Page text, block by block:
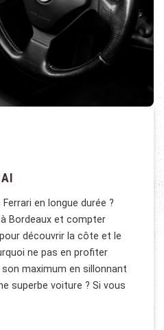
en longue durée ?
Bordeaux et compter
découvrir la côte et le
ne pas en profiter
maximum en sillonnant
superbe voiture ? Si vous
À DUBAI